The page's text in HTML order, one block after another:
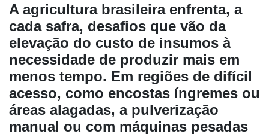
Cadastre-
se
Minha
conta
A agricultura brasileira enfrenta, a
cada safra, desafios que vão da
elevação do custo de insumos à
necessidade de produzir mais em
menos tempo. Em regiões de difícil
acesso, como encostas íngremes ou
áreas alagadas, a pulverização
manual ou com máquinas pesadas